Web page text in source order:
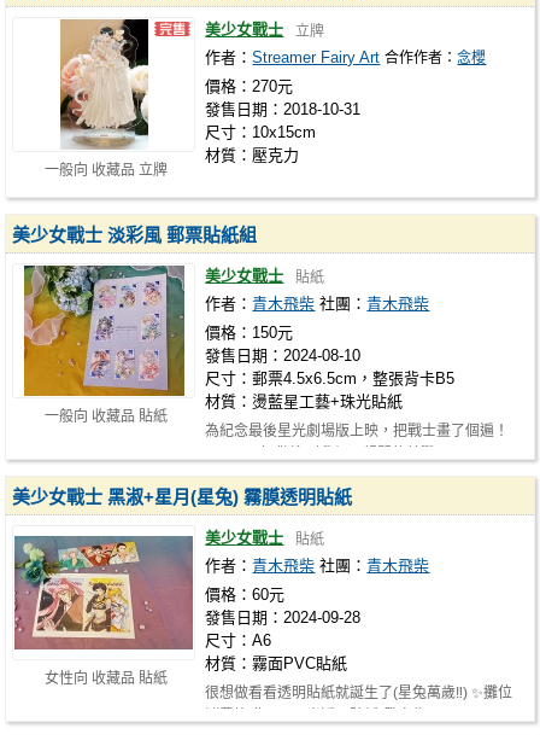
一般向 收藏品 立牌
美少女戰士 立牌
作者：Streamer Fairy Art 合作作者：念櫻
價格：270元
發售日期：2018-10-31
尺寸：10x15cm
材質：壓克力
一般向 收藏品 貼紙
美少女戰士 淡彩風 郵票貼紙組
美少女戰士 貼紙
作者：青木飛柴 社團：青木飛柴
價格：150元
發售日期：2024-08-10
尺寸：郵票4.5x6.5cm，整張背卡B5
材質：燙藍星工藝+珠光貼紙
為紀念最後星光劇場版上映，把戰士畫了個遍！
女性向 收藏品 貼紙
美少女戰士 黑淑+星月(星兔) 霧膜透明貼紙
美少女戰士 貼紙
作者：青木飛柴 社團：青木飛柴
價格：60元
發售日期：2024-09-28
尺寸：A6
材質：霧面PVC貼紙
很想做看看透明貼紙就誕生了(星兔萬歲‼️) ✨攤位